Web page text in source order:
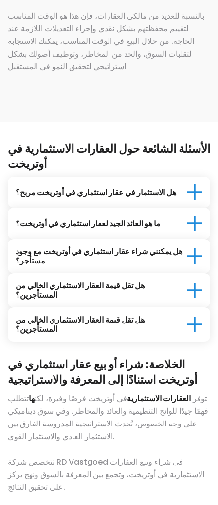
بالنسبة للعديد من مالكي العقارات، فإن هذا هو الوقت المناسب
لتقييم محفظتهم بشكل نقدي وإجراء التعديلات اللازمة عند
الحاجة. من خلال البيع في الوقت المناسب، يمكنك الاستجابة
لتقلبات السوق، والحد من المخاطر، وتوظيف أصولك بشكل
استراتيجي لتحقيق النمو في المستقبل.
الأسئلة الشائعة حول العقارات الاستثمارية في
أوتريخت
هل الاستثمار في عقار استثماري في أوتريخت مربح؟
ما هو العائد الجيد لعقار استثماري في أوتريخت؟
هل يمكنني شراء عقار استثماري في أوتريخت مع وجود
مستأجر؟
هل تقل قيمة العقار الاستثماري الخالي من
المستأجرين؟
هل تقل قيمة العقار الاستثماري الخالي من
المستأجرين؟
الخلاصة: شراء أو بيع عقار استثماري في
أوتريخت استنادًا إلى المعرفة والاستراتيجية
‍توفر العقارات الاستثماريةفي أوتريخت فرصًا وفيرة، لكنهاتتطلب
فهمًا جيدًا للوائح التنظيمية والعائد والمخاطر. وفي سوق ديناميكي
على وجه الخصوص، تُحدث الاستراتيجية المدروسة الفارق بين
الاستثمار العادي والاستثمار القوي.
تتخصص شركة RD Vastgoed في شراء وبيع العقارات
الاستثمارية في أوتريخت، وتجمع بين المعرفة بالسوق ونهج يركز
على تحقيق النتائج.